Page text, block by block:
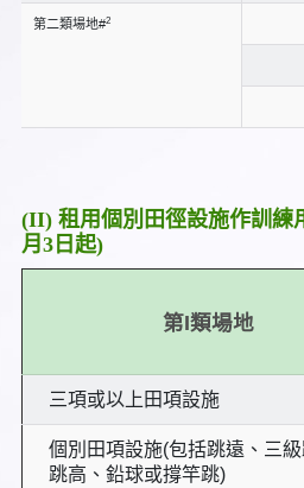
第二類場地#2
(II) 租用個別田徑設施作訓練
月3日起)
第I類場地
三項或以上田項設施
個別田項設施(包括跳遠、三級
跳高、鉛球或撐竿跳)